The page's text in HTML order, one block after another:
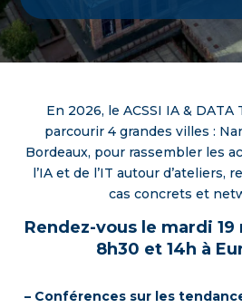
En 2026, le ACSSI IA & DATA
parcourir 4 grandes villes :
Bordeaux, pour rassembler les
l’IA et de l’IT autour d’ateliers,
cas concrets et
Rendez-vous le mardi
8h30 et 14h à
– Conférences sur les